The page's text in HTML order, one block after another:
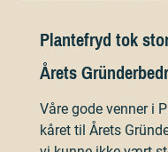
Plantefryd tok
Årets
Våre gode venner i
kåret til Årets